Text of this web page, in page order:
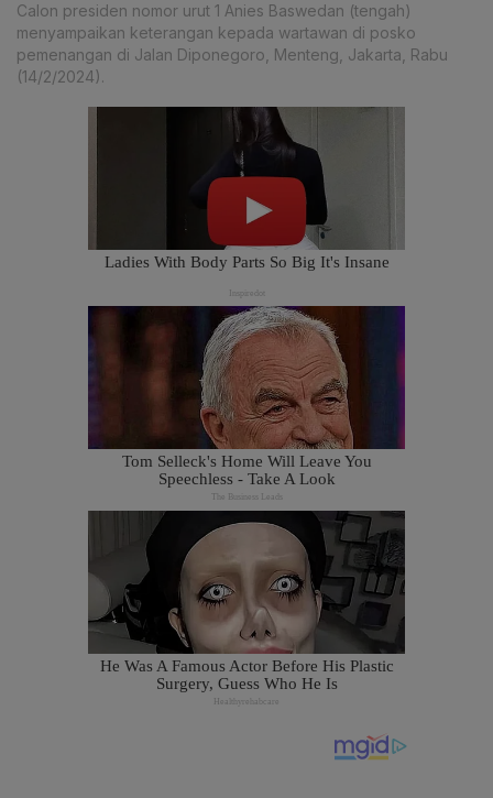
Calon presiden nomor urut 1 Anies Baswedan (tengah)
menyampaikan keterangan kepada wartawan di posko
pemenangan di Jalan Diponegoro, Menteng, Jakarta, Rabu
(14/2/2024).